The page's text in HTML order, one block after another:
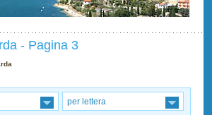
- Pagina 3
per lettera